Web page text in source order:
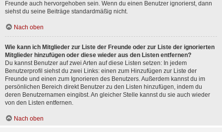
Freunde auch hervorgehoben sein. Wenn du einen Benutzer ignorierst, dann
siehst du seine Beiträge standardmäßig nicht.
Nach oben
Wie kann ich Mitglieder zur Liste der Freunde oder zur Liste der ignorierten
Mitglieder hinzufügen oder diese wieder aus den Listen entfernen?
Du kannst Benutzer auf zwei Arten auf diese Listen setzen: In jedem
Benutzerprofil siehst du zwei Links: einen zum Hinzufügen zur Liste der
Freunde und einen zum Ignorieren des Benutzers. Außerdem kannst du im
persönlichen Bereich direkt Benutzer zu den Listen hinzufügen, indem du
deren Benutzernamen eingibst. An gleicher Stelle kannst du sie auch wieder
von den Listen entfernen.
Nach oben